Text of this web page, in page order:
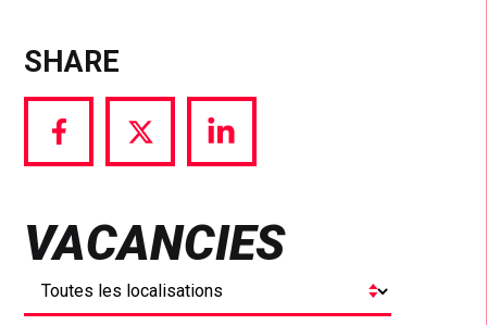
SHARE
Share
via
Share
via
Share
via
VACANCIES